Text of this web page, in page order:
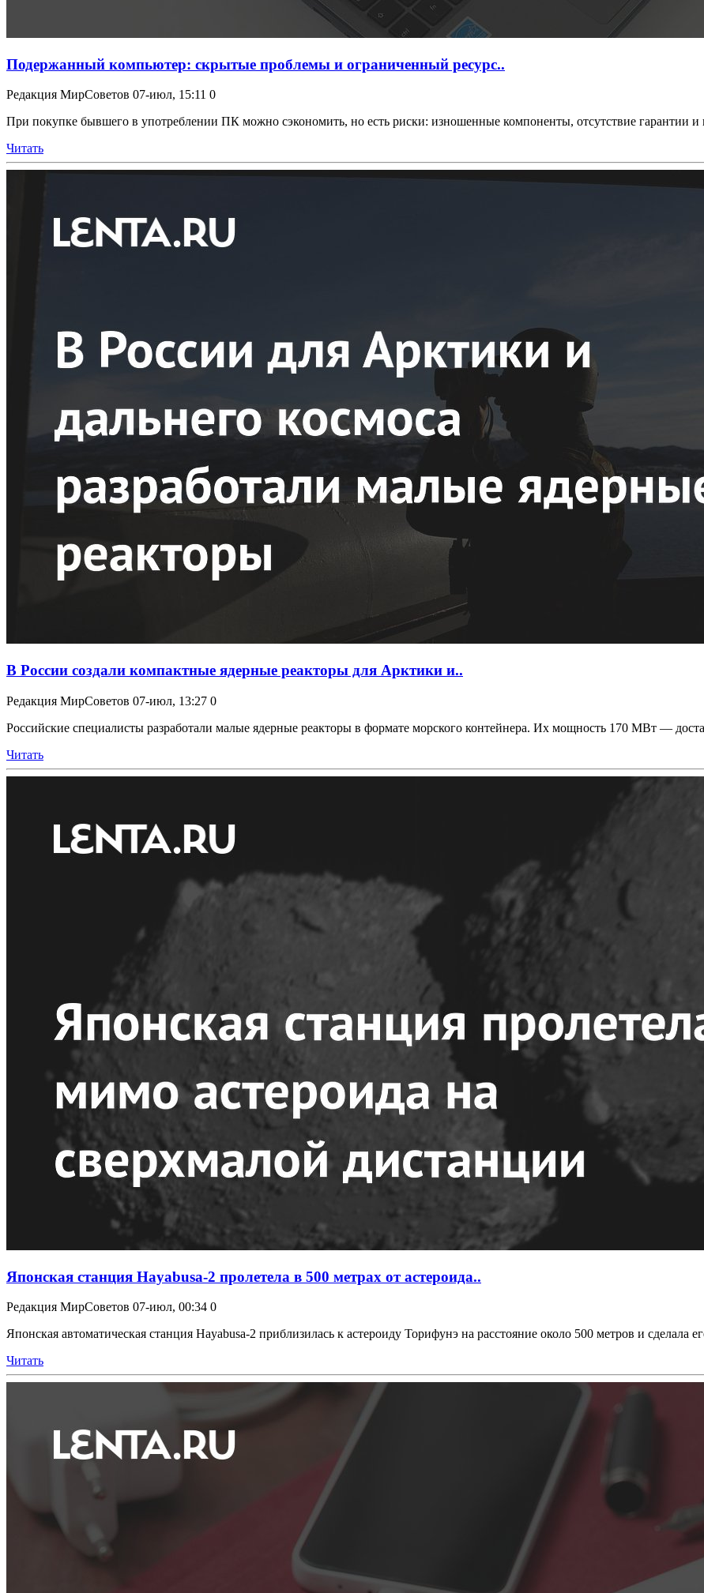
Подержанный компьютер: скрытые проблемы и ограниченный ресурс..
Редакция МирСоветов 07-июл, 15:11 0
При покупке бывшего в употреблении ПК можно сэкономить, но есть риски: изношенные компоненты, отсутствие гарантии и
Читать
В России создали компактные ядерные реакторы для Арктики и..
Редакция МирСоветов 07-июл, 13:27 0
Российские специалисты разработали малые ядерные реакторы в формате морского контейнера. Их мощность 170 МВт —
Читать
Японская станция Hayabusa-2 пролетела в 500 метрах от астероида..
Редакция МирСоветов 07-июл, 00:34 0
Японская автоматическая станция Hayabusa-2 приблизилась к астероиду Торифунэ на расстояние около 500 метров и сделала
Читать